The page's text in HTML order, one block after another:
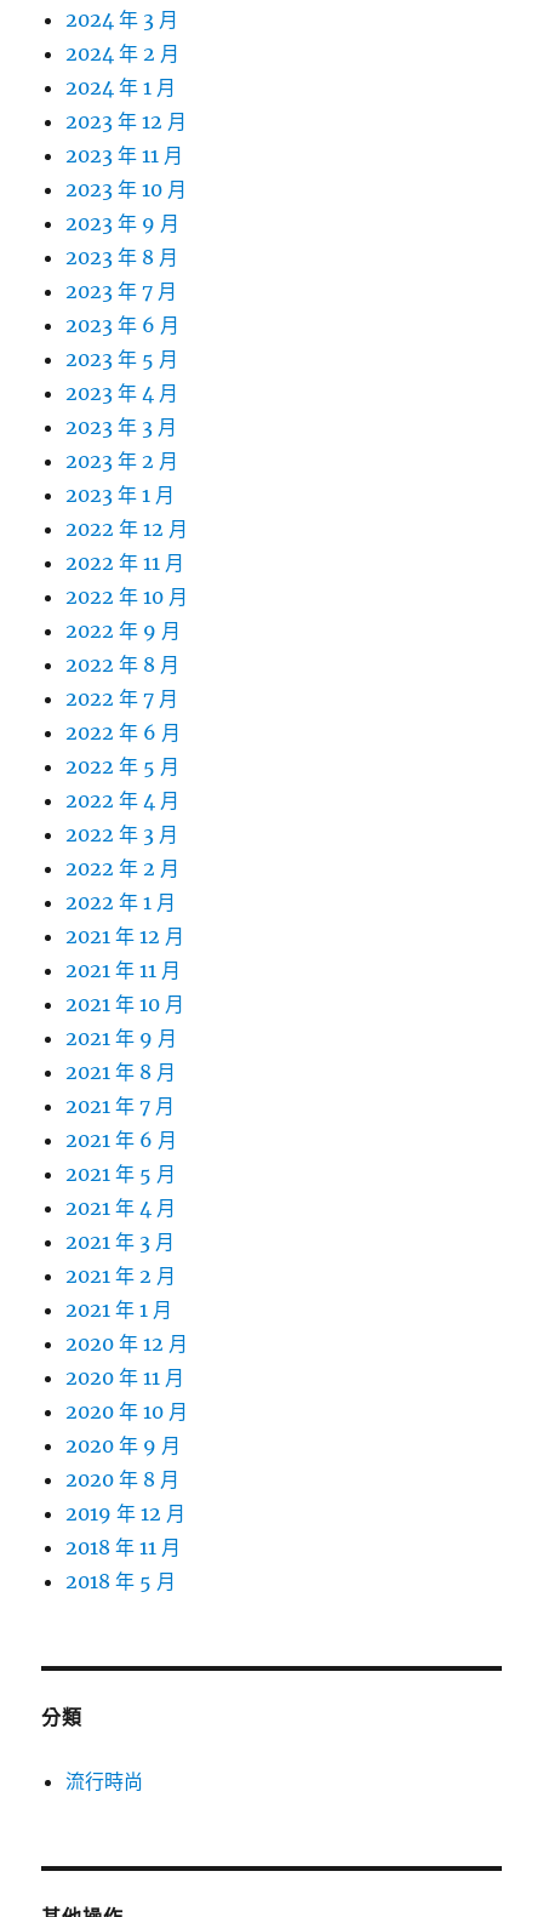
2024 年 3 月
2024 年 2 月
2024 年 1 月
2023 年 12 月
2023 年 11 月
2023 年 10 月
2023 年 9 月
2023 年 8 月
2023 年 7 月
2023 年 6 月
2023 年 5 月
2023 年 4 月
2023 年 3 月
2023 年 2 月
2023 年 1 月
2022 年 12 月
2022 年 11 月
2022 年 10 月
2022 年 9 月
2022 年 8 月
2022 年 7 月
2022 年 6 月
2022 年 5 月
2022 年 4 月
2022 年 3 月
2022 年 2 月
2022 年 1 月
2021 年 12 月
2021 年 11 月
2021 年 10 月
2021 年 9 月
2021 年 8 月
2021 年 7 月
2021 年 6 月
2021 年 5 月
2021 年 4 月
2021 年 3 月
2021 年 2 月
2021 年 1 月
2020 年 12 月
2020 年 11 月
2020 年 10 月
2020 年 9 月
2020 年 8 月
2019 年 12 月
2018 年 11 月
2018 年 5 月
分類
流行時尚